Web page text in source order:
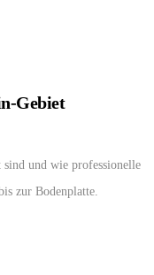
Gebiet
und wie professionelle
zur Bodenplatte.